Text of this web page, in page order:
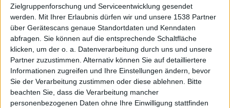
Zielgruppenforschung und Serviceentwicklung gesendet
werden. Mit Ihrer Erlaubnis dürfen wir und unsere 1538 Partner
über Gerätescans genaue Standortdaten und Kenndaten
abfragen. Sie können auf die entsprechende Schaltfläche
klicken, um der o. a. Datenverarbeitung durch uns und unsere
Partner zuzustimmen. Alternativ können Sie auf detailliertere
Informationen zugreifen und Ihre Einstellungen ändern, bevor
Sie der Verarbeitung zustimmen oder diese ablehnen. Bitte
beachten Sie, dass die Verarbeitung mancher
personenbezogenen Daten ohne Ihre Einwilligung stattfinden
Seiten in diesem Artikel
1 2 3 4 5 6 7 8 9 10 11
Zur Startseite